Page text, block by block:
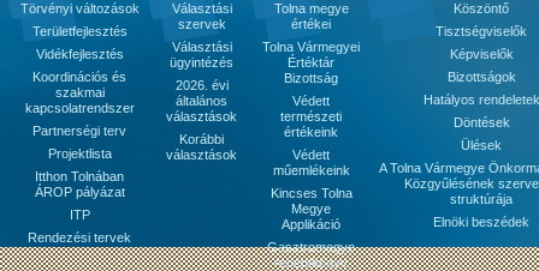
Törvényi változások
Területfejlesztés
Vidékfejlesztés
Koordinációs és
szakmai
kapcsolatrendszer
Partnerségi terv
Projektlista
Itthon Tolnában
ÁROP pályázat
ITP
Rendezési tervek
Választási
szervek
Választási
ügyintézés
2026. évi
általános
választások
Korábbi
választások
Tolna megye
értékei
Tolna Vármegyei
Értéktár
Bizottság
Védett
természeti
értékeink
Védett
műemlékeink
Kincses Tolna
Megye
Applikáció
Gasztromegye
receptkönyv
Köszöntő
Tisztségviselők
Képviselők
Bizottságok
Hatályos rendeletek
Döntések
Ülések
A Tolna Vármegye
Közgyűlésének
struktúrája
Elnöki beszédek